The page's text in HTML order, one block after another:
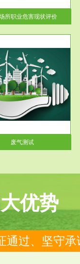
所职业危害现状评价
废气测试
优势
通过、坚守承